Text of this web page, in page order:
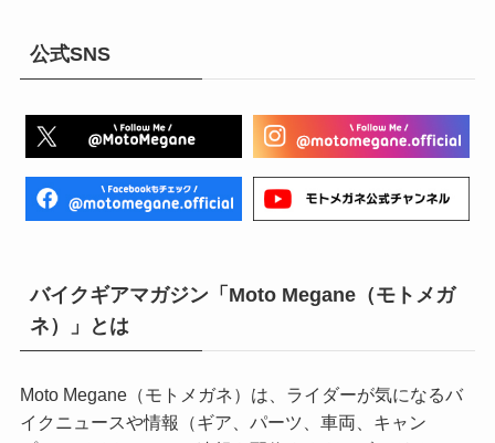
公式SNS
バイクギアマガジン「Moto Megane（モトメガ
ネ）」とは
Moto Megane（モトメガネ）は、ライダーが気になるバ
イクニュースや情報（ギア、パーツ、車両、キャン